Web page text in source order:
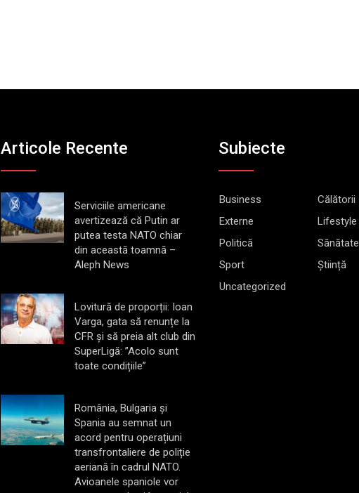
Articole Recente
Serviciile americane
avertizează că Putin ar
putea testa NATO chiar
din această toamnă –
Aleph News
Lovitură de proporții: Ioan
Varga, gata să renunțe la
CFR și să preia alt club din
SuperLigă: ”Acolo sunt
toate condițiile”
România, Bulgaria și
Spania au semnat un
acord pentru operațiuni
transfrontaliere de poliție
aeriană în cadrul NATO.
Avioanele spaniole vor
Subiecte
Business
Călătorii
Externe
Lifestyle
Politică
Sănătate
Sport
Știință
Uncategorized